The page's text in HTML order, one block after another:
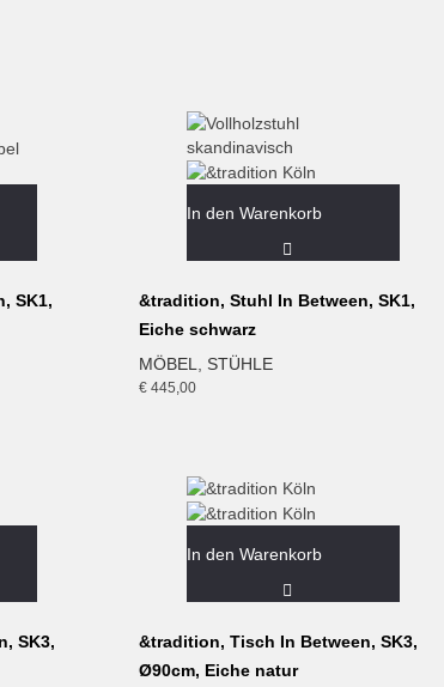
SK1,
In den Warenkorb
&tradition, Stuhl In Between, SK1,
Eiche schwarz
MÖBEL, STÜHLE
€445,00
SK3,
In den Warenkorb
&tradition, Tisch In Between, SK3,
Ø90cm, Eiche natur